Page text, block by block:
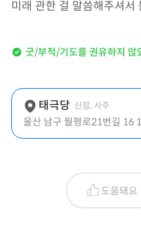
미래 관한 걸 말씀해주셔서
굿/부적/기도를 권유하지 않
태극당 신점, 사주
울산 남구 월평로21번길 16
도움돼요